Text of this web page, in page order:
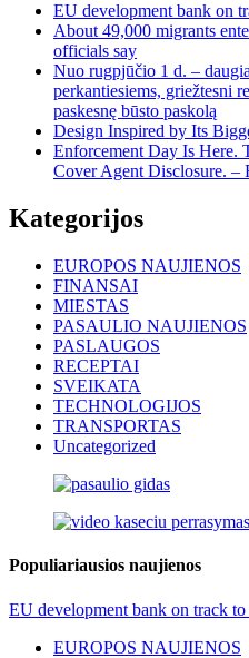
EU development bank on
About 49,000 migrants
officials say
Nuo rugpjūčio 1 d. –
perkantiesiems, griežtesni
paskesnę būsto paskolą
Design Inspired by Its
Enforcement Day Is Here.
Cover Agent Disclosure. –
Kategorijos
EUROPOS NAUJIENOS
FINANSAI
MIESTAS
PASAULIO NAUJIENOS
PASLAUGOS
RECEPTAI
SVEIKATA
TECHNOLOGIJOS
TRANSPORTAS
Uncategorized
Populiariausios naujienos
EU development bank on track
EUROPOS NAUJIENOS